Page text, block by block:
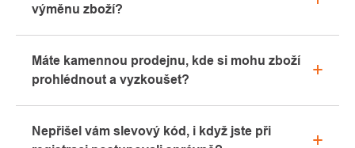
výměnu zboží?
v sekci "Vše o nákupu" nebo nás kontaktujte
emailem či telefonicky.
Máte kamennou prodejnu, kde si mohu zboží
prohlédnout a vyzkoušet?
Rádi vám zde poradíme s výběrem vhodného
Nepřišel vám slevový kód, i když jste při